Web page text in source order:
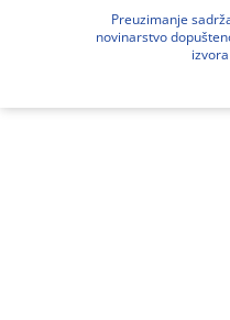
Preuzimanje
novinarstvo